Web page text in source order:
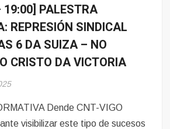
PALESTRA
REPRESIÓN SINDICAL
6 DA SUIZA – NO
CRISTO DA VICTORIA
Dende CNT-VIGO
visibilizar este tipo de sucesos